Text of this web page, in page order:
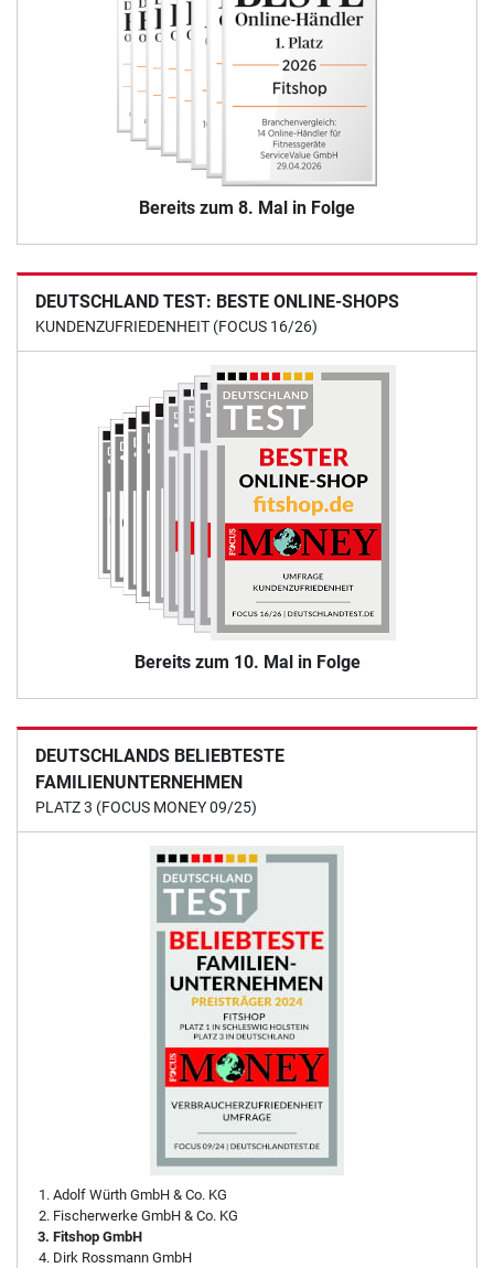
Bereits zum 8. Mal in Folge
DEUTSCHLAND TEST: BESTE ONLINE-SHOPS
KUNDENZUFRIEDENHEIT (FOCUS 16/26)
Bereits zum 10. Mal in Folge
DEUTSCHLANDS BELIEBTESTE
FAMILIENUNTERNEHMEN
PLATZ 3 (FOCUS MONEY 09/25)
Adolf Würth GmbH & Co. KG
Fischerwerke GmbH & Co. KG
Fitshop GmbH
Dirk Rossmann GmbH